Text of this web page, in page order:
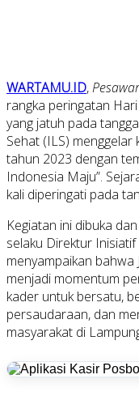
WARTAMU.ID,
rangka peringatan
yang jatuh pada
Sehat (ILS)
tahun 2023 dengan
Indonesia Maju”.
kali diperingati pada
Kegiatan ini dibuka
selaku Direktur
menyampaikan
menjadi momentum
kader untuk bersatu,
persaudaraan, dan
masyarakat di